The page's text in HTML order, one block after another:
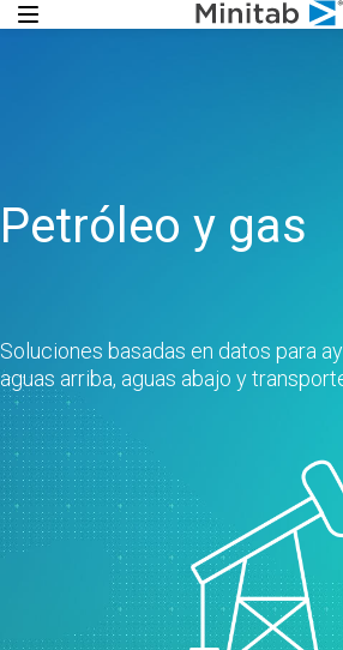
Petróleo y gas
Soluciones basadas en datos para
aguas arriba, aguas abajo y